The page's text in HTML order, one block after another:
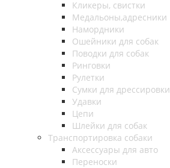
Кликеры, свистки
Медальоны,адресники
Намордники
Ошейники для собак
Поводки для собак
Ринговки
Рулетки
Сумки для дрессировки
Удавки
Цепи
Шлейки для собак
Транспортировка собаки
Аксессуары для авто
Переноски